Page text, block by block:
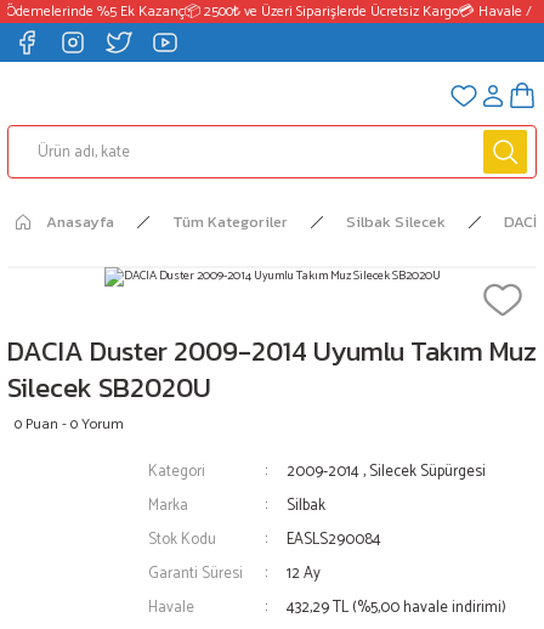
%5 Ek Kazanç📦 2500₺ ve Üzeri Siparişlerde Ücretsiz Kargo💳 Havale /
Anasayfa Tüm Kategoriler Silbak Silecek
DACIA Duster 2009-2014 Uyumlu Takım Muz
Silecek SB2020U
0 Puan - 0 Yorum
Kategori 2009-2014,Silecek Süpürgesi
Marka
Silbak
Stok Kodu
EASLS290084
Garanti Süresi
12 Ay
Havale
432,29 TL (%5,00 havale indirimi)